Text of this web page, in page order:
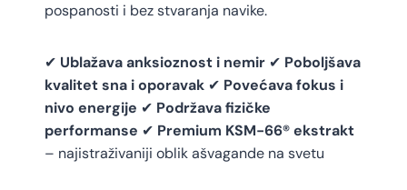
pospanosti i bez stvaranja navike.
✔ Ublažava anksioznost i nemir ✔ Poboljšava
kvalitet sna i oporavak ✔ Povećava fokus i
nivo energije ✔ Podržava fizičke
performanse ✔ Premium KSM-66® ekstrakt
– najistraživaniji oblik ašvagande na svetu